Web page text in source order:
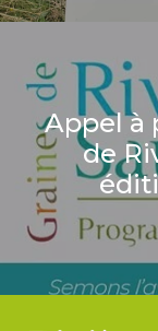
Appel à
de